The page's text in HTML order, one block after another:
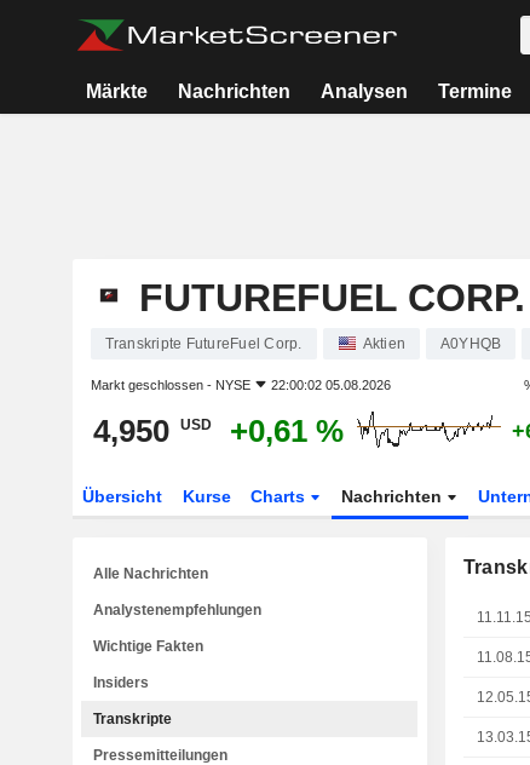
Märkte Nachrichten Analysen Termine
FUTUREFUEL CORP.
Transkripte FutureFuel Corp. Aktien A0YHQB
Markt geschlossen - NYSE 22:00:02 05.08.2026
4,950 USD +0,61 %
Übersicht Kurse Charts Nachrichten
11.11.15
Alle Nachrichten
Analystenempfehlungen
Wichtige Fakten
Insiders
Transkripte
Pressemitteilungen